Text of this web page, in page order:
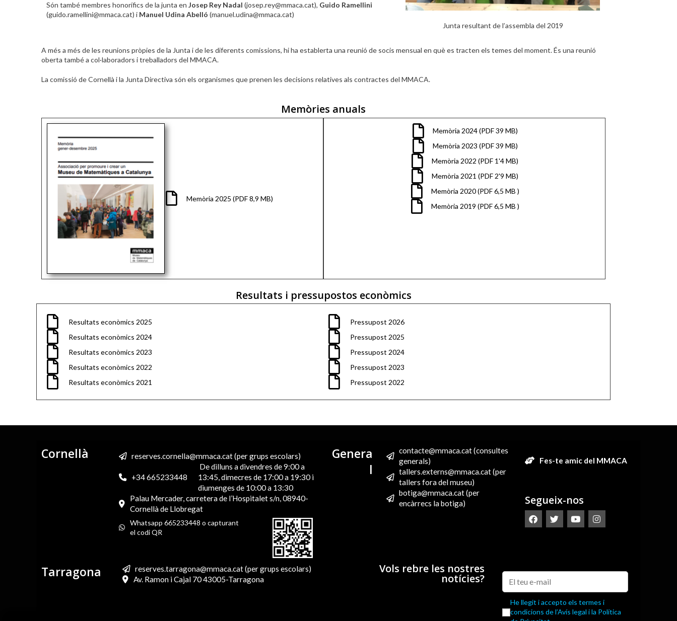
Són també membres honorífics de la junta en Josep Rey Nadal (josep.rey@mmaca.cat), Guido Ramellini
(guido.ramellini@mmaca.cat) i Manuel Udina Abelló (manuel.udina@mmaca.cat)
Junta resultant de l’assembla del 2019
A més a més de les reunions pròpies de la Junta i de les diferents comissions, hi ha establerta una reunió de socis mensual en què es tracten els temes del moment. És una reunió
oberta també a col·laboradors i treballadors del MMACA.
La comissió de Cornellà i la Junta Directiva són els organismes que prenen les decisions relatives als contractes del MMACA.
Memòries anuals
Memòria 2025 (PDF 8,9 MB)
Memòria 2024 (PDF 39 MB)
Memòria 2023 (PDF 39 MB)
Memòria 2022 (PDF 1'4 MB)
Memòria 2021 (PDF 2'9 MB)
Memòria 2020 (PDF 6,5 MB )
Memòria 2019 (PDF 6,5 MB )
Resultats i pressupostos econòmics
Resultats econòmics 2025
Resultats econòmics 2024
Resultats econòmics 2023
Resultats econòmics 2022
Resultats econòmics 2021
Pressupost 2026
Pressupost 2025
Pressupost 2024
Pressupost 2023
Pressupost 2022
Cornellà reserves.cornella@mmaca.cat (per grups escolars)
+34 665233448
De dilluns a divendres de 9:00 a
13:45, dimecres de 17:00 a 19:30 i
diumenges de 10:00 a 13:30
Palau Mercader, carretera de l’Hospitalet s/n, 08940-
Cornellà de Llobregat
Whatsapp 665233448 o capturant
el codi QR
Genera
l
contacte@mmaca.cat (consultes
generals)
tallers.externs@mmaca.cat (per
tallers fora del museu)
botiga@mmaca.cat (per
encàrrecs la botiga)
Fes-te amic del MMACA
Segueix-nos
Tarragona
reserves.tarragona@mmaca.cat (per grups escolars)
Av. Ramon i Cajal 70 43005-Tarragona
Vols rebre les nostres
notícies?
He llegit i accepto els termes i
condicions de l’Avís legal i la Política